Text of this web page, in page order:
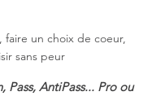
faire un choix de coeur,
sans peur
Pass, AntiPass... Pro ou